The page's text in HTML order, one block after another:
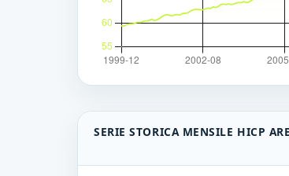
SERIE STORICA MENSILE HICP